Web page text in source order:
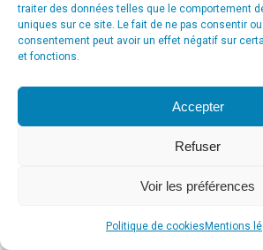
traiter des données telles que le comportement
uniques sur ce site. Le fait de ne pas consentir
consentement peut avoir un effet négatif sur
et fonctions.
Accepter
Refuser
Voir les préférences
Politique de cookies Mentions
© Agence Communication Support [
menu_principal